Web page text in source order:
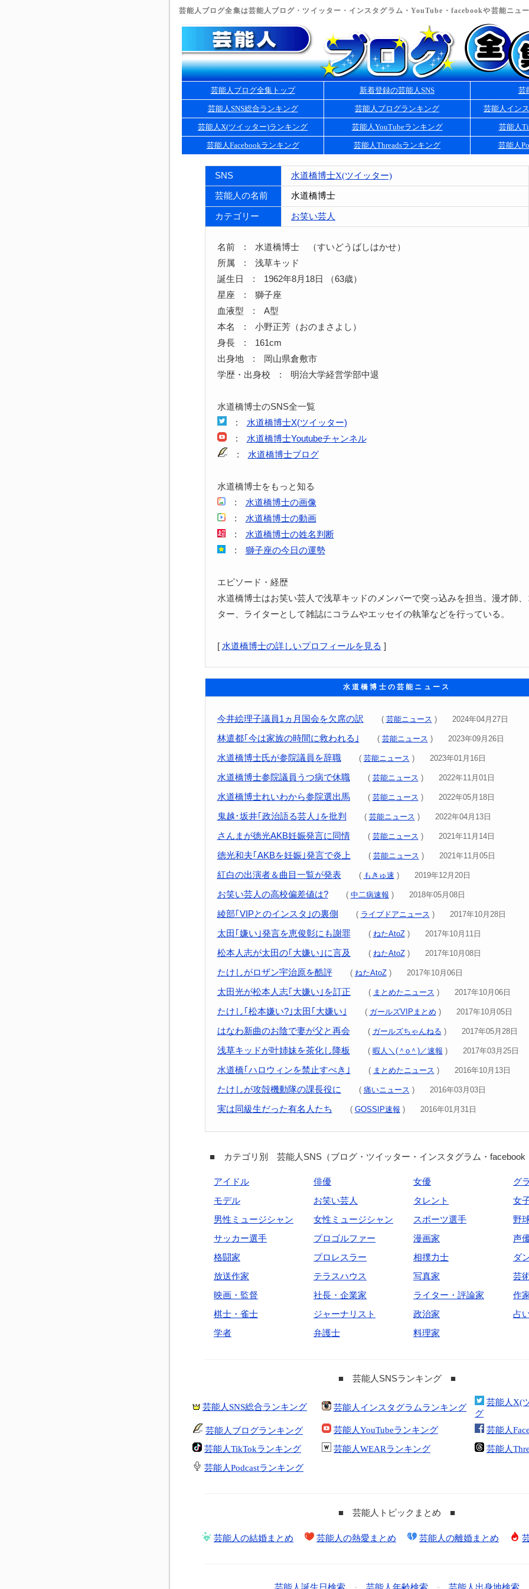
芸能人ブログ全集は芸能人ブログ・ツイッター・インスタグラム・YouTube・facebookや芸能ニュ
芸能人ブログ全集トップ 新着登録の芸能人SNS 芸
芸能人SNS総合ランキング 芸能人ブログランキング 芸能人イン
芸能人X(ツイッター)ランキング 芸能人YouTubeランキング 芸能人
芸能人Facebookランキング 芸能人Threadsランキング 芸能人
SNS 水道橋博士X(ツイッター)
芸能人の名前 水道橋博士
カテゴリー お笑い芸人
名前 : 水道橋博士 （すいどうばしはかせ）
所属 : 浅草キッド
誕生日 : 1962年8月18日 （63歳）
星座 : 獅子座
血液型 : A型
本名 : 小野正芳（おのまさよし）
身長 : 161cm
出身地 : 岡山県倉敷市
学歴・出身校 : 明治大学経営学部中退
水道橋博士のSNS全一覧
: 水道橋博士X(ツイッター)
: 水道橋博士Youtubeチャンネル
: 水道橋博士ブログ
水道橋博士をもっと知る
: 水道橋博士の画像
: 水道橋博士の動画
: 水道橋博士の姓名判断
: 獅子座の今日の運勢
エピソード・経歴
水道橋博士はお笑い芸人で浅草キッドのメンバーで突っ込みを担当。漫才師
ター、ライターとして雑誌にコラムやエッセイの執筆などを行っている。
[ 水道橋博士の詳しいプロフィールを見る ]
水道橋博士の芸能ニュース
今井絵理子議員1ヵ月国会を欠席の訳 ( 芸能ニュース ) 2024年04月27日
林遣都｢今は家族の時間に救われる｣ ( 芸能ニュース ) 2023年09月26日
水道橋博士氏が参院議員を辞職 ( 芸能ニュース ) 2023年01月16日
水道橋博士参院議員うつ病で休職 ( 芸能ニュース ) 2022年11月01日
水道橋博士れいわから参院選出馬 ( 芸能ニュース ) 2022年05月18日
鬼越･坂井｢政治語る芸人｣を批判 ( 芸能ニュース ) 2022年04月13日
さんまが徳光AKB妊娠発言に同情 ( 芸能ニュース ) 2021年11月14日
徳光和夫｢AKBを妊娠｣発言で炎上 ( 芸能ニュース ) 2021年11月05日
紅白の出演者＆曲目一覧が発表 ( もきゅ速 ) 2019年12月20日
お笑い芸人の高校偏差値は? ( 中二病速報 ) 2018年05月08日
綾部｢VIPとのインスタ｣の裏側 ( ライブドアニュース ) 2017年10月28日
太田｢嫌い｣発言を恵俊彰にも謝罪 ( ねたAtoZ) 2017年10月11日
松本人志が太田の｢大嫌い｣に言及 ( ねたAtoZ) 2017年10月08日
たけしがロザン宇治原を酷評 ( ねたAtoZ) 2017年10月06日
太田光が松本人志｢大嫌い｣を訂正 ( まとめたニュース ) 2017年10月06日
たけし｢松本嫌い?｣太田｢大嫌い｣ ( ガールズVIPまとめ ) 2017年10月05日
はなわ新曲のお陰で妻が父と再会 ( ガールズちゃんねる ) 2017年05月28日
浅草キッドが叶姉妹を茶化し降板 ( 暇人＼(＾o＾)／速報 ) 2017年03月25日
水道橋｢ハロウィンを禁止すべき｣ ( まとめたニュース ) 2016年10月13日
たけしが攻殻機動隊の課長役に ( 痛いニュース ) 2016年03月03日
実は同級生だった有名人たち ( GOSSIP速報 ) 2016年01月31日
■ カテゴリ別 芸能人SNS（ブログ・ツイッター・インスタグラム・
アイドル 俳優 女優
グ
モデル
お笑い芸人 タレント
女
男性ミュージシャン
女性ミュージシャン スポーツ選手
野
サッカー選手
プロゴルファー 漫画家
声
格闘家
プロレスラー 相撲力士
ダ
放送作家
テラスハウス 写真家
芸
映画・監督
社長・企業家 ライター・評論家
作
棋士・雀士
ジャーナリスト 政治家
占
学者
弁護士 料理家
■ 芸能人SNSランキング ■
芸能人SNS総合ランキング 芸能人インスタグラムランキング
芸能人X(
グ
芸能人ブログランキング
芸能人YouTubeランキング
芸能人
芸能人TikTokランキング
芸能人WEARランキング
芸能人
芸能人Podcastランキング
■ 芸能人トピックまとめ ■
芸能人の結婚まとめ 芸能人の熱愛まとめ 芸能人の離婚まとめ